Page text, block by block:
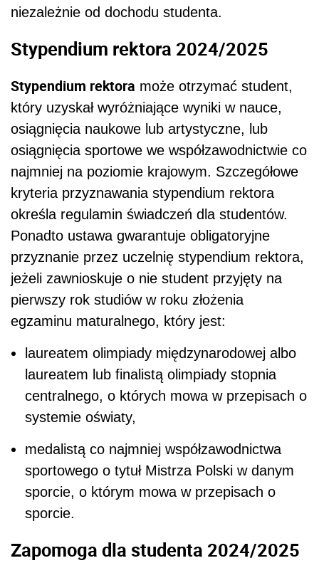
niezależnie od dochodu studenta.
Stypendium rektora 2024/2025
Stypendium rektora może otrzymać student,
który uzyskał wyróżniające wyniki w nauce,
osiągnięcia naukowe lub artystyczne, lub
osiągnięcia sportowe we współzawodnictwie co
najmniej na poziomie krajowym. Szczegółowe
kryteria przyznawania stypendium rektora
określa regulamin świadczeń dla studentów.
Ponadto ustawa gwarantuje obligatoryjne
przyznanie przez uczelnię stypendium rektora,
jeżeli zawnioskuje o nie student przyjęty na
pierwszy rok studiów w roku złożenia
egzaminu maturalnego, który jest:
laureatem olimpiady międzynarodowej albo
laureatem lub finalistą olimpiady stopnia
centralnego, o których mowa w przepisach o
systemie oświaty,
medalistą co najmniej współzawodnictwa
sportowego o tytuł Mistrza Polski w danym
sporcie, o którym mowa w przepisach o
sporcie.
Zapomoga dla studenta 2024/2025